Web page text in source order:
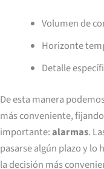
Volumen de
Horizonte
Detalle
De esta manera
más conveniente,
importante:alarmas.
pasarse algún plazo y lo
la decisión más